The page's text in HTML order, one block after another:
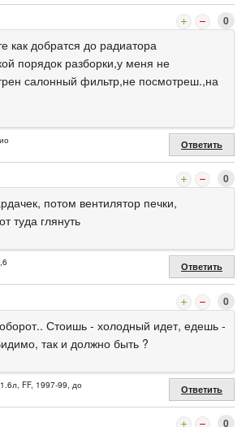
0
как добратся до радиатора
порядок разборки,у меня не
салонный фильтр,не посмотреш.,на
Ответить
0
потом вентилятор печки,
туда глянуть
Ответить
0
Стоишь - холодный идет, едешь -
так и должно быть ?
FF, 1997-99, до
Ответить
0